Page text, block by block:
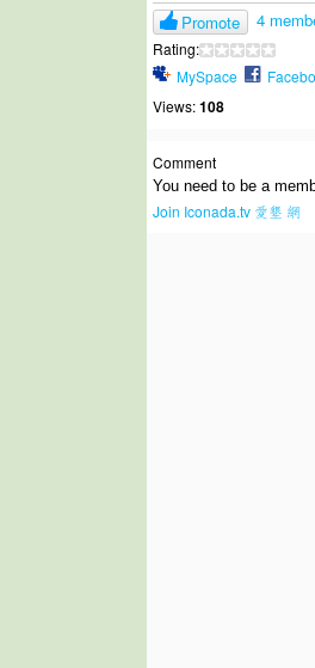
Promote 4
Rating:
MySpace
Views: 108
Comment
You need to be a
Join Iconada.tv 愛墾 網